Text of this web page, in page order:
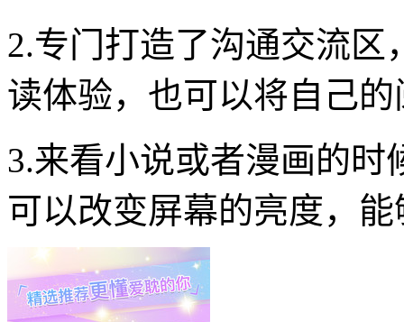
2.专门打造了沟通交流
读体验，也可以将自己
3.来看小说或者漫画的
可以改变屏幕的亮度，